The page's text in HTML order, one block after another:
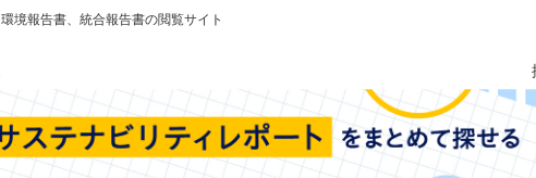
境報告書、統合報告書の閲覧サイト